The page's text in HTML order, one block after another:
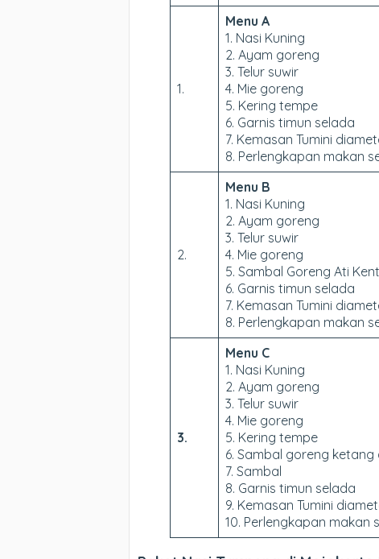
1.
Menu A
1. Nasi Kuning
2. Ayam goreng
3. Telur suwir
4. Mie goreng
5. Kering tempe
6. Garnis timun selada
7. Kemasan Tumini
8. Perlengkapan makan
2.
Menu B
1. Nasi Kuning
2. Ayam goreng
3. Telur suwir
4. Mie goreng
5. Sambal Goreng Ati
6. Garnis timun selada
7. Kemasan Tumini
8. Perlengkapan makan
3.
Menu C
1. Nasi Kuning
2. Ayam goreng
3. Telur suwir
4. Mie goreng
5. Kering tempe
6. Sambal goreng ketang
7. Sambal
8. Garnis timun selada
9. Kemasan Tumini
10. Perlengkapan makan